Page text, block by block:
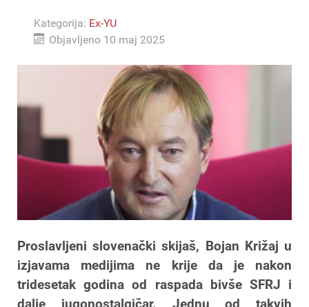
Kategorija: Ex-YU
Objavljeno 10 maj 2025
Proslavljeni slovenački skijaš, Bojan Križaj u
izjavama medijima ne krije da je nakon
tridesetak godina od raspada bivše SFRJ i